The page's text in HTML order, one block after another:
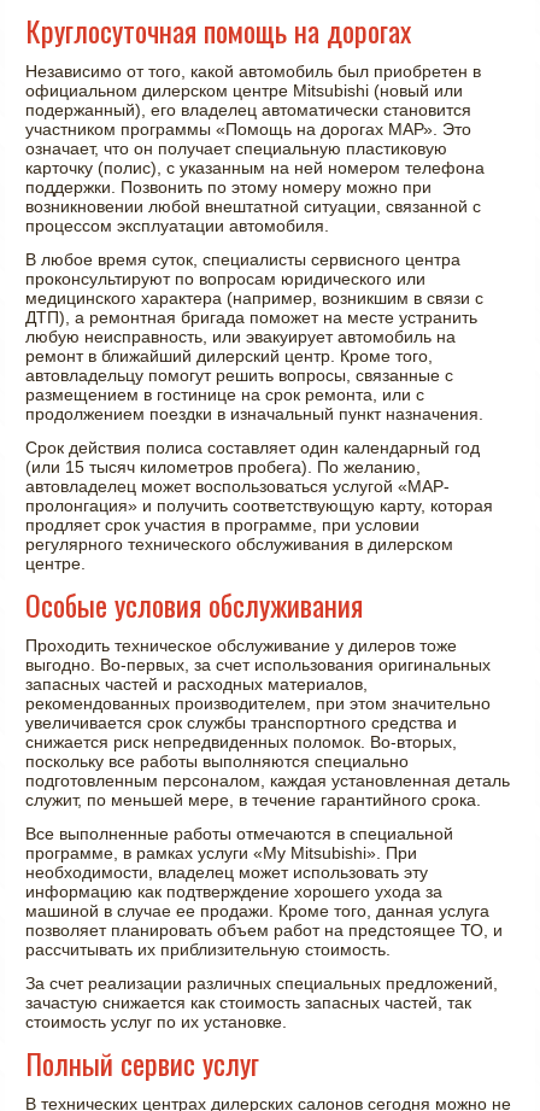
Круглосуточная помощь на дорогах
Независимо от того, какой автомобиль был приобретен в
официальном дилерском центре Mitsubishi (новый или
подержанный), его владелец автоматически становится
участником программы «Помощь на дорогах МАР». Это
означает, что он получает специальную пластиковую
карточку (полис), с указанным на ней номером телефона
поддержки. Позвонить по этому номеру можно при
возникновении любой внештатной ситуации, связанной с
процессом эксплуатации автомобиля.
В любое время суток, специалисты сервисного центра
проконсультируют по вопросам юридического или
медицинского характера (например, возникшим в связи с
ДТП), а ремонтная бригада поможет на месте устранить
любую неисправность, или эвакуирует автомобиль на
ремонт в ближайший дилерский центр. Кроме того,
автовладельцу помогут решить вопросы, связанные с
размещением в гостинице на срок ремонта, или с
продолжением поездки в изначальный пункт назначения.
Срок действия полиса составляет один календарный год
(или 15 тысяч километров пробега). По желанию,
автовладелец может воспользоваться услугой «МАР-
пролонгация» и получить соответствующую карту, которая
продляет срок участия в программе, при условии
регулярного технического обслуживания в дилерском
центре.
Особые условия обслуживания
Проходить техническое обслуживание у дилеров тоже
выгодно. Во-первых, за счет использования оригинальных
запасных частей и расходных материалов,
рекомендованных производителем, при этом значительно
увеличивается срок службы транспортного средства и
снижается риск непредвиденных поломок. Во-вторых,
поскольку все работы выполняются специально
подготовленным персоналом, каждая установленная деталь
служит, по меньшей мере, в течение гарантийного срока.
Все выполненные работы отмечаются в специальной
программе, в рамках услуги «My Mitsubishi». При
необходимости, владелец может использовать эту
информацию как подтверждение хорошего ухода за
машиной в случае ее продажи. Кроме того, данная услуга
позволяет планировать объем работ на предстоящее ТО, и
рассчитывать их приблизительную стоимость.
За счет реализации различных специальных предложений,
зачастую снижается как стоимость запасных частей, так
стоимость услуг по их установке.
Полный сервис услуг
В технических центрах дилерских салонов сегодня можно не